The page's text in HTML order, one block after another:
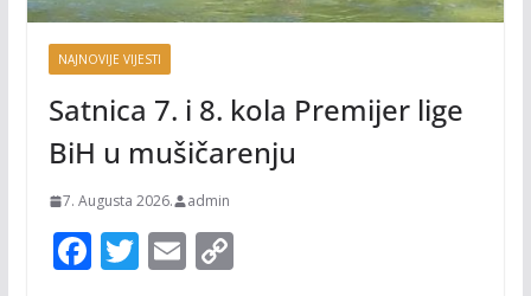
NAJNOVIJE VIJESTI
Satnica 7. i 8. kola Premijer lige
BiH u mušičarenju
7. Augusta 2026. admin
F T E C